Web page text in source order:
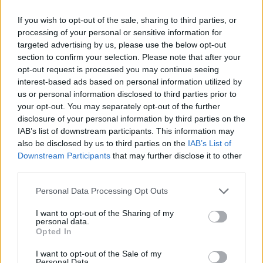
If you wish to opt-out of the sale, sharing to third parties, or
processing of your personal or sensitive information for
targeted advertising by us, please use the below opt-out
section to confirm your selection. Please note that after your
opt-out request is processed you may continue seeing
interest-based ads based on personal information utilized by
us or personal information disclosed to third parties prior to
your opt-out. You may separately opt-out of the further
disclosure of your personal information by third parties on the
IAB’s list of downstream participants. This information may
also be disclosed by us to third parties on the IAB’s List of
Downstream Participants that may further disclose it to other
Personal Data Processing Opt Outs
I want to opt-out of the Sharing of my
personal data.
Opted In
I want to opt-out of the Sale of my
dodává, neseriózní formou.
Festival o přírodě T-film se letos v Ostravě zaměří na
rostliny
6.3.2016 19:36 | OSTRAVA (ČTK)
Čtvrtý ročník mezinárodního
filmového festivalu T-film,
který mapuje současný stav
přírody, se koncem května
bude konat v Ostravě.
Tématem je letos svět rostlin. Přehlídka má ukázat jejich
nezastupitelnou roli v životě člověka, řekla mluvčí festivalu Hana
Festival Jeden svět bude letos zelenější: proběhne
cyklojízda i společné stolování
Letošní ročník Festivalu